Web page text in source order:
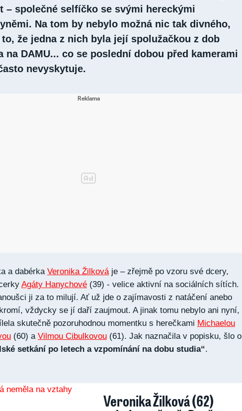
– společné selfíčko se svými hereckými
Na tom by nebylo možná nic tak divného,
to, že jedna z nich byla její spolužačkou z dob
na DAMU... co se poslední dobou před kamerami
nevyskytuje.
a dabérka Veronika Žilkováje – zřejmě po vzoru své dcery,
Agáty Hanychové (39) - velice aktivní na sociálních sítích.
ji za to milují. Ať už jde o zajímavosti z natáčení anebo
vždycky se jí daří zaujmout. A jinak tomu nebylo ani nyní,
skutečně pozoruhodnou momentku s herečkami Michaelou
(60) a Vilmou Cibulkovou (61). Jak naznačila v popisku, šlo o
setkání po letech a vzpomínání na dobu studia“.
Veronika Žilková (62)